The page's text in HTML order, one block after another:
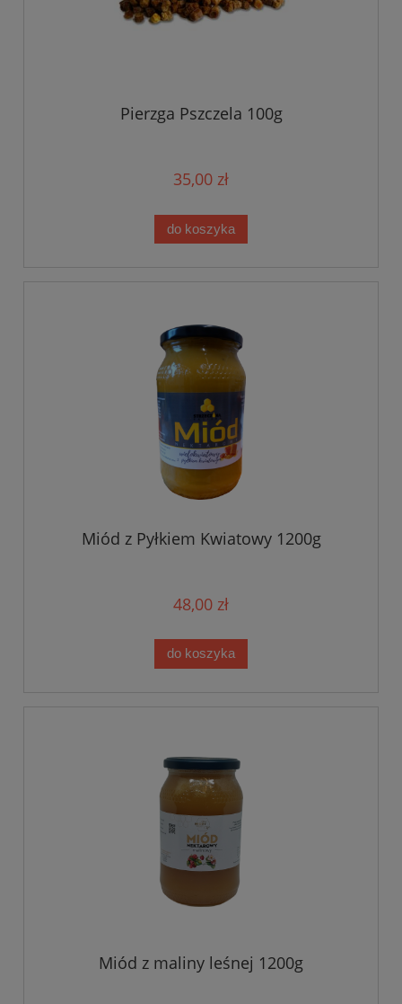
Pierzga Pszczela 100g
35,00 zł
do koszyka
Miód z Pyłkiem Kwiatowy 1200g
48,00 zł
do koszyka
Miód z maliny leśnej 1200g